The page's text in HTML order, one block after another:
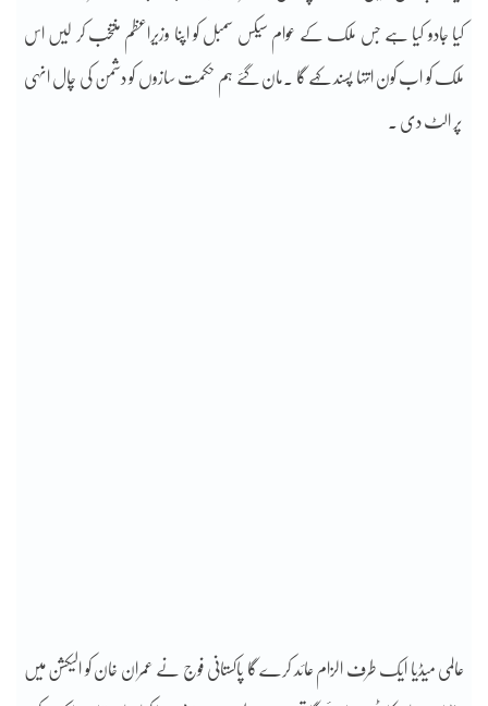
کیا جادو کیا ہے جس ملک کے عوام سیکس سمبل کو اپنا وزیراعظم منتخب کر لیں اس
ملک کو اب کون انتہا پسند کہے گا ۔مان گئے ہم حکمت سازوں کو دشمن کی چال انہی
پر الٹ دی ۔
عالمی میڈیا ایک طرف الزام عائد کرے گا پاکستانی فوج نے عمران خان کو الیکشن میں